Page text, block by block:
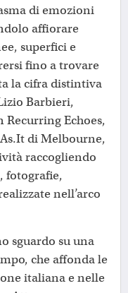
di emozioni
affiorare
superfici e
fino a trovare
la cifra distintiva
Barbieri,
Echoes,
di Melbourne,
raccogliendo
fotografie,
nell’arco
sguardo su una
che affonda le
italiana e nelle